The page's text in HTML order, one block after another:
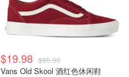
$19.98 $95.00
Vans Old Skool 酒红色休闲鞋